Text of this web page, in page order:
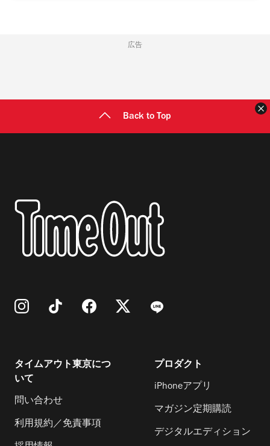
広告
Back to Top
タイムアウト東京につ
いて
問い合わせ
利用規約／免責事項
プロダクト
iPhoneアプリ
マガジン定期購読
デジタルエディション